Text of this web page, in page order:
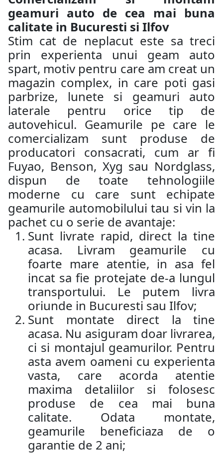
geamuri auto de cea mai buna
calitate in Bucuresti si Ilfov
Stim cat de neplacut este sa treci
prin experienta unui geam auto
spart, motiv pentru care am creat un
magazin complex, in care poti gasi
parbrize, lunete si geamuri auto
laterale pentru orice tip de
autovehicul. Geamurile pe care le
comercializam sunt produse de
producatori consacrati, cum ar fi
Fuyao, Benson, Xyg sau Nordglass,
dispun de toate tehnologiile
moderne cu care sunt echipate
geamurile automobilului tau si vin la
pachet cu o serie de avantaje:
Sunt livrate rapid, direct la tine
acasa. Livram geamurile cu
foarte mare atentie, in asa fel
incat sa fie protejate de-a lungul
transportului. Le putem livra
oriunde in Bucuresti sau Ilfov;
Sunt montate direct la tine
acasa. Nu asiguram doar livrarea,
ci si montajul geamurilor. Pentru
asta avem oameni cu experienta
vasta, care acorda atentie
maxima detaliilor si folosesc
produse de cea mai buna
calitate. Odata montate,
geamurile beneficiaza de o
garantie de 2 ani;